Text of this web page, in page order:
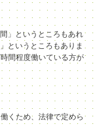
」というところもあれ
というところもありま
間程度働いている方が
くため、法律で定めら